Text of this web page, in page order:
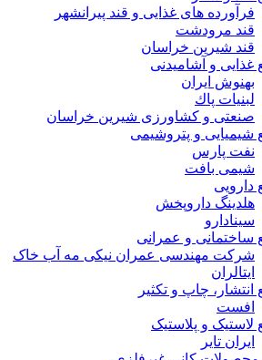
فرآورده های غذایی و قند پیرانشهر
قند مرودشت
قند شیرین خراسان
غذايی و آشاميدنی
بهنوش ایران
لبنيات پاك
صنعتی و کشاورزی شیرین خراسان
شیمیایی و پتروشیمی
نفت پارس
شیمی بافت
دارویی
هلدینگ داروپخش
سینادارو
ساختمانی و عمرانی
شرکت مهندسی عمران نیکی مه آب خاک
ایتالران
انتشار، چاپ و تکثير
افست
لاستیک و پلاستیک
ایران تایر